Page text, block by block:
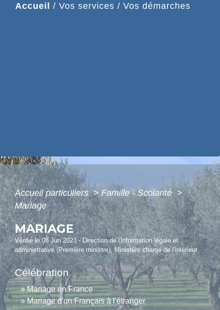
Accueil / Vos services / Vos démarches
Accueil particuliers> Famille - Scolarité>
Mariage
MARIAGE
Vérifié le 08 Jun 2023 - Direction de l'information légale et
administrative (Première ministre), Ministère chargé de l'intérieur
Célébration
Mariage en France
Mariage d'un Français à l'étranger